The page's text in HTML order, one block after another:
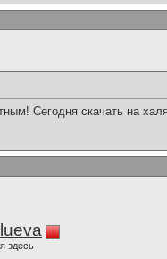
Сегодня скачать на
здесь